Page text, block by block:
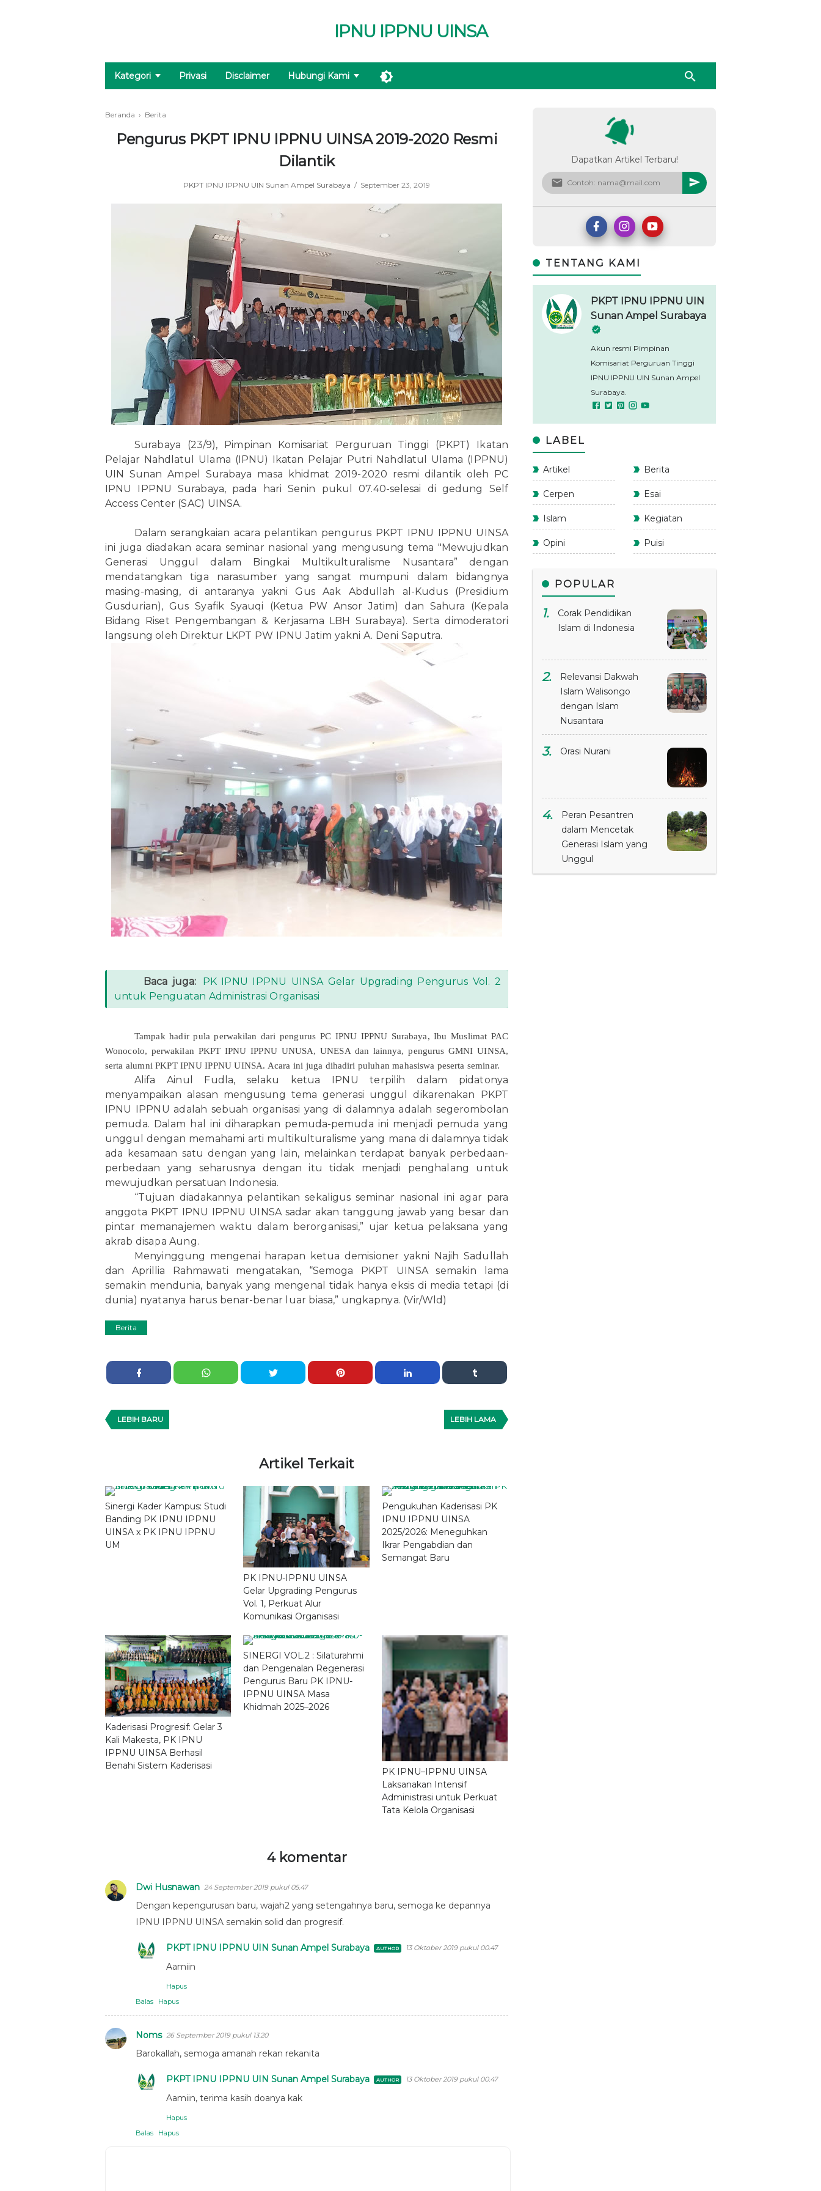
IPNU IPPNU UINSA
Kategori Privasi Disclaimer Hubungi Kami
Beranda › Berita
Pengurus PKPT IPNU IPPNU UINSA 2019-2020 Resmi
Dilantik
PKPT IPNU IPPNU UIN Sunan Ampel Surabaya September 23, 2019
Surabaya (23/9), Pimpinan Komisariat Perguruan Tinggi (PKPT) Ikatan
Pelajar Nahdlatul Ulama (IPNU) Ikatan Pelajar Putri Nahdlatul Ulama (IPPNU)
UIN Sunan Ampel Surabaya masa khidmat 2019-2020 resmi dilantik oleh PC
IPNU IPPNU Surabaya, pada hari Senin pukul 07.40-selesai di gedung Self
Access Center (SAC) UINSA.
Dalam serangkaian acara pelantikan pengurus PKPT IPNU IPPNU UINSA
ini juga diadakan acara seminar nasional yang mengusung tema "Mewujudkan
Generasi Unggul dalam Bingkai Multikulturalisme Nusantara” dengan
mendatangkan tiga narasumber yang sangat mumpuni dalam bidangnya
masing-masing, di antaranya yakni Gus Aak Abdullah al-Kudus (Presidium
Gusdurian), Gus Syafik Syauqi (Ketua PW Ansor Jatim) dan Sahura (Kepala
Bidang Riset Pengembangan & Kerjasama LBH Surabaya). Serta dimoderatori
langsung oleh Direktur LKPT PW IPNU Jatim yakni A. Deni Saputra.
Baca juga:
PK IPNU IPPNU UINSA Gelar Upgrading Pengurus Vol. 2
untuk Penguatan Administrasi Organisasi
Tampak hadir pula perwakilan dari pengurus PC IPNU IPPNU Surabaya, Ibu Muslimat PAC
Wonocolo, perwakilan PKPT IPNU IPPNU UNUSA, UNESA dan lainnya, pengurus GMNI UINSA,
serta alumni PKPT IPNU IPPNU UINSA. Acara ini juga dihadiri puluhan mahasiswa peserta seminar.
Alifa Ainul Fudla, selaku ketua IPNU terpilih dalam pidatonya
menyampaikan alasan mengusung tema generasi unggul dikarenakan PKPT
IPNU IPPNU adalah sebuah organisasi yang di dalamnya adalah segerombolan
pemuda. Dalam hal ini diharapkan pemuda-pemuda ini menjadi pemuda yang
unggul dengan memahami arti multikulturalisme yang mana di dalamnya tidak
ada kesamaan satu dengan yang lain, melainkan terdapat banyak perbedaan-
perbedaan yang seharusnya dengan itu tidak menjadi penghalang untuk
mewujudkan persatuan Indonesia.
“Tujuan diadakannya pelantikan sekaligus seminar nasional ini agar para
anggota PKPT IPNU IPPNU UINSA sadar akan tanggung jawab yang besar dan
pintar memanajemen waktu dalam berorganisasi,” ujar ketua pelaksana yang
akrab disapa Aung.
Menyinggung mengenai harapan ketua demisioner yakni Najih Sadullah
dan Aprillia Rahmawati mengatakan, “Semoga PKPT UINSA semakin lama
semakin mendunia, banyak yang mengenal tidak hanya eksis di media tetapi (di
dunia) nyatanya harus benar-benar luar biasa,” ungkapnya. (Vir/Wld)
Berita
LEBIH BARU LEBIH LAMA
Artikel Terkait
Sinergi Kader Kampus: Studi
Banding PK IPNU IPPNU
UINSA x PK IPNU IPPNU
UM
PK IPNU-IPPNU UINSA
Gelar Upgrading Pengurus
Vol. 1, Perkuat Alur
Komunikasi Organisasi
Pengukuhan Kaderisasi PK
IPNU IPPNU UINSA
2025/2026: Meneguhkan
Ikrar Pengabdian dan
Semangat Baru
Kaderisasi Progresif: Gelar 3
Kali Makesta, PK IPNU
IPPNU UINSA Berhasil
Benahi Sistem Kaderisasi
SINERGI VOL.2 : Silaturahmi
dan Pengenalan Regenerasi
Pengurus Baru PK IPNU-
IPPNU UINSA Masa
Khidmah 2025–2026
PK IPNU–IPPNU UINSA
Laksanakan Intensif
Administrasi untuk Perkuat
Tata Kelola Organisasi
4 komentar
Dwi Husnawan 24 September 2019 pukul 05.47
Dengan kepengurusan baru, wajah2 yang setengahnya baru, semoga ke depannya
IPNU IPPNU UINSA semakin solid dan progresif.
Balas Hapus
PKPT IPNU IPPNU UIN Sunan Ampel Surabaya 13 Oktober 2019 pukul 00.47
Aamiin
Hapus
Noms 26 September 2019 pukul 13.20
Barokallah, semoga amanah rekan rekanita
Balas Hapus
PKPT IPNU IPPNU UIN Sunan Ampel Surabaya 13 Oktober 2019 pukul 00.47
Aamiin, terima kasih doanya kak
Hapus
Dapatkan Artikel Terbaru!
TENTANG KAMI
PKPT IPNU IPPNU UIN
Sunan Ampel Surabaya
Akun resmi Pimpinan
Komisariat Perguruan Tinggi
IPNU IPPNU UIN Sunan Ampel
Surabaya.
LABEL
Artikel Berita
Cerpen Esai
Islam Kegiatan
Opini Puisi
POPULAR
Corak Pendidikan
Islam di Indonesia
Relevansi Dakwah
Islam Walisongo
dengan Islam
Nusantara
Orasi Nurani
Peran Pesantren
dalam Mencetak
Generasi Islam yang
Unggul